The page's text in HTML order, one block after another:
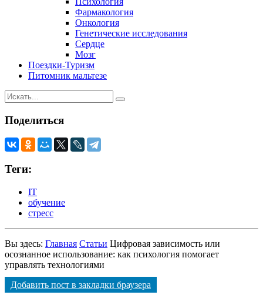
Фармакология
Онкология
Генетические исследования
Сердце
Мозг
Поездки-Туризм
Питомник мальтезе
Поделиться
Теги:
IT
обучение
стресс
Вы здесь: Главная Статьи Цифровая зависимость или
осознанное использование: как психология помогает
управлять технологиями
Добавить пост в закладки браузера